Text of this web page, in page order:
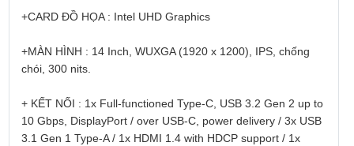
+CARD ĐỒ HỌA : Intel UHD Graphics
+MÀN HÌNH : 14 Inch, WUXGA (1920 x 1200), IPS, chống
chói, 300 nits.
+ KẾT NỐI : 1x Full-functioned Type-C, USB 3.2 Gen 2 up to
10 Gbps, DisplayPort / over USB-C, power delivery / 3x USB
3.1 Gen 1 Type-A / 1x HDMI 1.4 with HDCP support / 1x